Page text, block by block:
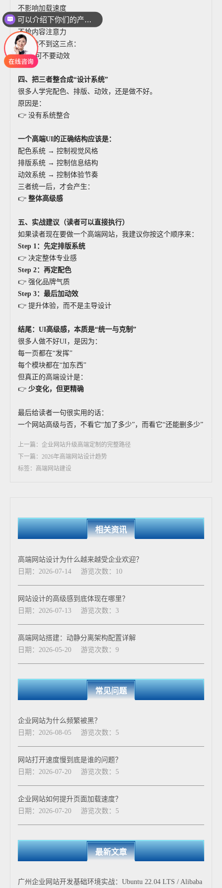
不影响加载速度
不增加理解成本
不抢内容注意力
如果做不到这三点：
👉 宁可不要动效
四、把三者整合成“设计系统”
很多人学完配色、排版、动效，还是做不好。
原因是：
👉 没有系统整合
一个高端UI的正确结构应该是：
配色系统 → 控制视觉风格
排版系统 → 控制信息结构
动效系统 → 控制体验节奏
三者统一后，才会产生：
👉 整体高级感
五、实战建议（读者可以直接执行）
如果读者现在要做一个高端网站，我建议你按这个顺序来：
Step 1：先定排版系统
👉 决定整体专业感
Step 2：再定配色
👉 强化品牌气质
Step 3：最后加动效
👉 提升体验，而不是主导设计
结尾：UI高级感，本质是“统一与克制”
很多人做不好UI，是因为：
每一页都在“发挥”
每个模块都在“加东西”
但真正的高端设计是：
👉 少变化，但更精确
最后给读者一句很实用的话：
一个网站高级与否，不看它“加了多少”，而看它“还能删多少”
上一篇：企业网站升级高端定制的完整路径
下一篇：2026年高端网站设计趋势
标签：高端网站建设
相关资讯
高端网站设计为什么越来越受企业欢迎？
日期：2026-07-14
游览次数：10
网站设计的高级感到底体现在哪里？
日期：2026-07-13
游览次数：3
高端网站搭建：动静分离架构配置详解
日期：2026-05-20
游览次数：9
常见问题
企业网站为什么频繁被黑？
日期：2026-08-05
游览次数：5
网站打开速度慢到底是谁的问题？
日期：2026-07-20
游览次数：5
企业网站如何提升页面加载速度？
日期：2026-07-20
游览次数：5
最新文章
广州企业网站开发基础环境实战：Ubuntu 22.04 LTS / Alibaba